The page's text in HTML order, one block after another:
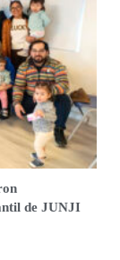
de JUNJI